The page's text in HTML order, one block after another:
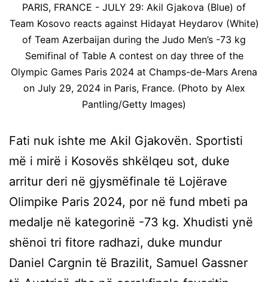
PARIS, FRANCE - JULY 29: Akil Gjakova (Blue) of
Team Kosovo reacts against Hidayat Heydarov (White)
of Team Azerbaijan during the Judo Men’s -73 kg
Semifinal of Table A contest on day three of the
Olympic Games Paris 2024 at Champs-de-Mars Arena
on July 29, 2024 in Paris, France. (Photo by Alex
Pantling/Getty Images)
Fati nuk ishte me Akil Gjakovën. Sportisti
më i mirë i Kosovës shkëlqeu sot, duke
arritur deri në gjysmëfinale të Lojërave
Olimpike Paris 2024, por në fund mbeti pa
medalje në kategorinë -73 kg. Xhudisti ynë
shënoi tri fitore radhazi, duke mundur
Daniel Cargnin të Brazilit, Samuel Gassner